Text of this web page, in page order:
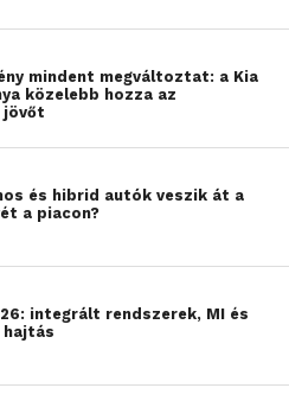
mindent megváltoztat: a Kia
közelebb hozza az
jövőt
és hibrid autók veszik át a
a piacon?
integrált rendszerek, MI és